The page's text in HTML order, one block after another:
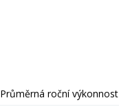
Průměrná roční výkonnost